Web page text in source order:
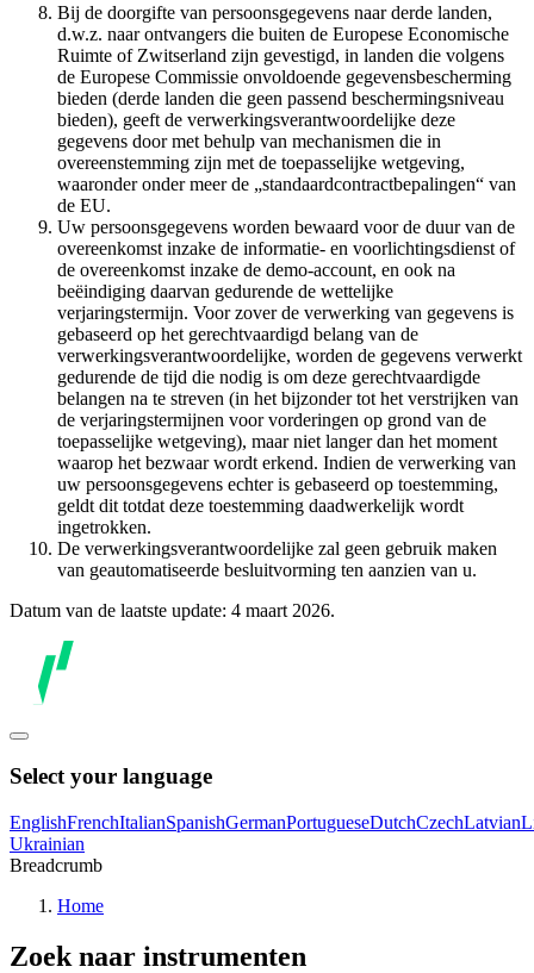
Bij de doorgifte van persoonsgegevens naar derde landen,
d.w.z. naar ontvangers die buiten de Europese Economische
Ruimte of Zwitserland zijn gevestigd, in landen die volgens
de Europese Commissie onvoldoende gegevensbescherming
bieden (derde landen die geen passend beschermingsniveau
bieden), geeft de verwerkingsverantwoordelijke deze
gegevens door met behulp van mechanismen die in
overeenstemming zijn met de toepasselijke wetgeving,
waaronder onder meer de „standaardcontractbepalingen“ van
de EU.
Uw persoonsgegevens worden bewaard voor de duur van de
overeenkomst inzake de informatie- en voorlichtingsdienst of
de overeenkomst inzake de demo-account, en ook na
beëindiging daarvan gedurende de wettelijke
verjaringstermijn. Voor zover de verwerking van gegevens is
gebaseerd op het gerechtvaardigd belang van de
verwerkingsverantwoordelijke, worden de gegevens verwerkt
gedurende de tijd die nodig is om deze gerechtvaardigde
belangen na te streven (in het bijzonder tot het verstrijken van
de verjaringstermijnen voor vorderingen op grond van de
toepasselijke wetgeving), maar niet langer dan het moment
waarop het bezwaar wordt erkend. Indien de verwerking van
uw persoonsgegevens echter is gebaseerd op toestemming,
geldt dit totdat deze toestemming daadwerkelijk wordt
ingetrokken.
De verwerkingsverantwoordelijke zal geen gebruik maken
van geautomatiseerde besluitvorming ten aanzien van u.
Datum van de laatste update: 4 maart 2026.
Select your language
EnglishFrenchItalianSpanishGermanPortugueseDutchCzechLatvian
Ukrainian
Breadcrumb
Home
Zoek naar instrumenten